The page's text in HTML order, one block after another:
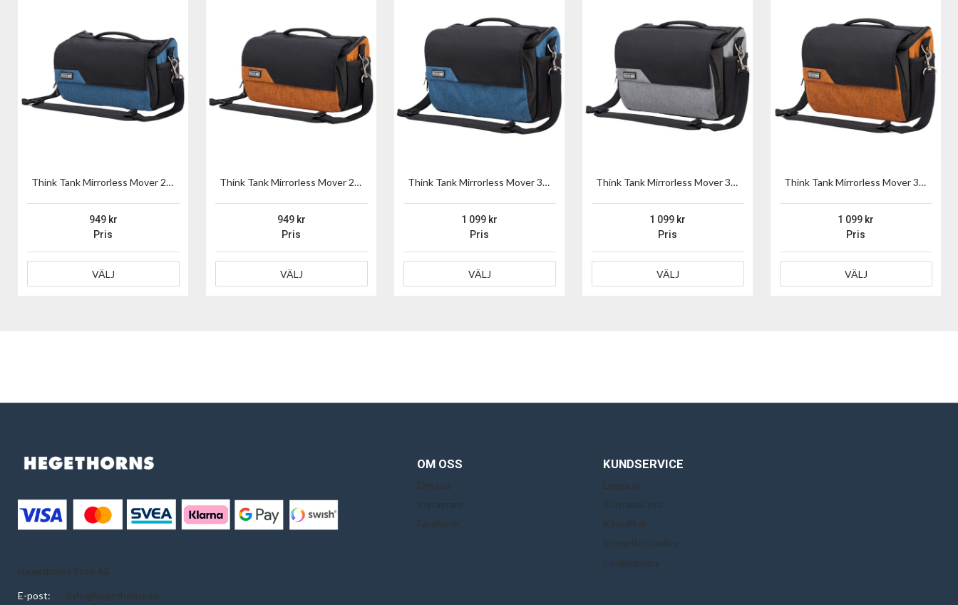
Think Tank Mirrorless Mover 25 V2 Blå
Pris
949
VÄLJ
Think Tank Mirrorless Mover 25 V2 Orange
Pris
949
VÄLJ
Think Tank Mirrorless Mover 30 V2 Blå
Pris
1 099
VÄLJ
Think Tank Mirrorless Mover 30 V2 Grå
Pris
1 099
VÄLJ
Think Tank Mirrorless Mover 30 V2 Orange
Pris
1 099
VÄLJ
Hegethorns Foto AB
E-post:
info@hegethorns.se
OM OSS
Om oss
Instagram
Facebook
KUNDSERVICE
Logga in
Kontakta oss
Köpvillkor
Integritetspolicy
Cookiepolicy